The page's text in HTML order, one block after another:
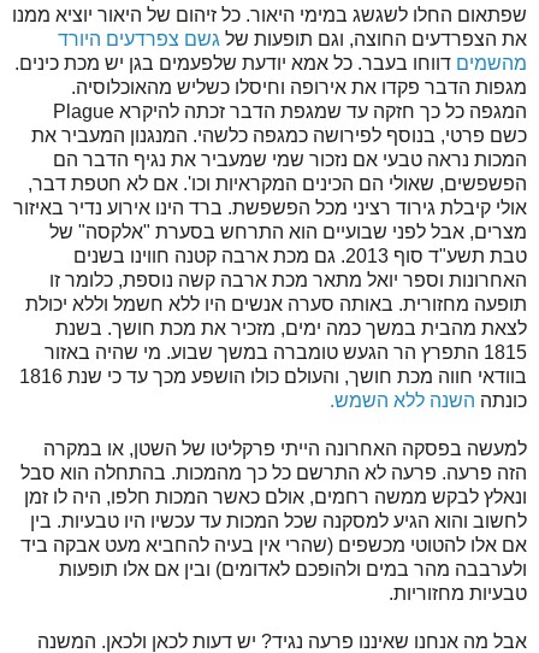
שפתאום החלו לשגשג במימי היאור. כל זיהום של היאור יוציא ממנו
את הצפרדעים החוצה, וגם תופעות של גשם צפרדעים היורד
מהשמים דווחו בעבר. כל אמא יודעת שלפעמים בגן יש מכת כינים.
מגפות הדבר פקדו את אירופה וחיסלו כשליש מהאוכלוסיה.
המגפה כל כך חזקה עד שמגפת הדבר זכתה להיקרא Plague
כשם פרטי, בנוסף לפירושה כמגפה כלשהי. המנגנון המעביר את
המכות נראה טבעי אם נזכור שמי שמעביר את נגיף הדבר הם
הפשפשים, שאולי הם הכינים המקראיות וכו'. אם לא חטפת דבר,
אולי קיבלת גירוד רציני מכל הפשפשת. ברד הינו אירוע נדיר באיזור
מצרים, אבל לפני שבועיים הוא התרחש בסערת "אלקסה" של
טבת תשע"ד סוף 2013. גם מכת ארבה קטנה חווינו בשנים
האחרונות וספר יואל מתאר מכת ארבה קשה נוספת, כלומר זו
תופעה מחזורית. באותה סערה אנשים היו ללא חשמל וללא יכולת
לצאת מהבית במשך כמה ימים, מזכיר את מכת חושך. בשנת
1815 התפרץ הר הגעש טומברה במשך שבוע. מי שהיה באזור
בוודאי חווה מכת חושך, והעולם כולו הושפע מכך עד כי שנת 1816
כונתה השנה ללא השמש.
למעשה בפסקה האחרונה הייתי פרקליטו של השטן, או במקרה
הזה פרעה. פרעה לא התרשם כל כך מהמכות. בהתחלה הוא סבל
ונאלץ לבקש ממשה רחמים, אולם כאשר המכות חלפו, היה לו זמן
לחשוב והוא הגיע למסקנה שכל המכות עד עכשיו היו טבעיות. בין
אם אלו להטוטי מכשפים (שהרי אין בעיה להחביא מעט אבקה ביד
ולערבבה מהר במים ולהופכם לאדומים) ובין אם אלו תופעות
טבעיות מחזוריות.
אבל מה אנחנו שאיננו פרעה נגיד? יש דעות לכאן ולכאן. המשנה